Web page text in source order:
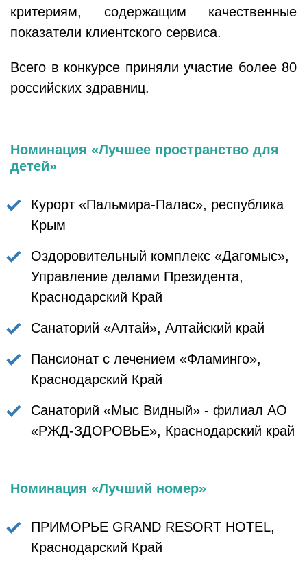
критериям, содержащим качественные
показатели клиентского сервиса.
Всего в конкурсе приняли участие более 80
российских здравниц.
Номинация «Лучшее пространство для
детей»
Курорт «Пальмира-Палас», республика
Крым
Оздоровительный комплекс «Дагомыс»,
Управление делами Президента,
Краснодарский Край
Санаторий «Алтай», Алтайский край
Пансионат с лечением «Фламинго»,
Краснодарский Край
Санаторий «Мыс Видный» - филиал АО
«РЖД-ЗДОРОВЬЕ», Краснодарский край
Номинация «Лучший номер»
ПРИМОРЬЕ GRAND RESORT HOTEL,
Краснодарский Край